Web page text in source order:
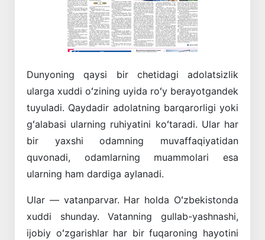
Dunyoning qaysi bir chetidagi adolatsizlik
ularga xuddi oʻzining uyida roʻy berayotgandek
tuyuladi. Qaydadir adolatning barqarorligi yoki
gʻalabasi ularning ruhiyatini koʻtaradi. Ular har
bir yaxshi odamning muvaffaqiyatidan
quvonadi, odamlarning muammolari esa
ularning ham dardiga aylanadi.
Ular — vatanparvar. Har holda Oʻzbekistonda
xuddi shunday. Vatanning gullab-yashnashi,
ijobiy oʻzgarishlar har bir fuqaroning hayotini